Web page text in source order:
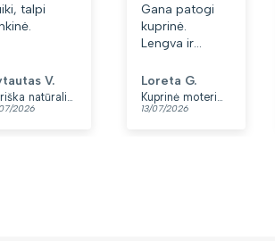
Gana patogi
kuprinė.
Patinka, kad
yra du skyriai.
👍
Loreta G.
13/07/2026
Patogi rankinė
Stanislovas U.
05/07/2026